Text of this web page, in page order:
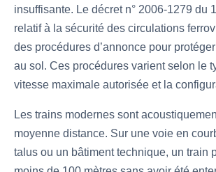
insuffisante. Le décret n° 2006-1279 du
relatif à la sécurité des circulations
des procédures d’annonce pour
au sol. Ces procédures varient selon le
vitesse maximale autorisée et la
Les trains modernes sont
moyenne distance. Sur une voie en
talus ou un bâtiment technique, un train